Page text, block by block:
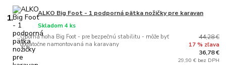
1. ALKO Big Foot - 1 podporná pätka nožičky pre karavan
Oporná noha Big Foot - pre bezpečnú stabilitu - môže byť
dodatočne namontovaná na karavany
Skladom 4 ks
44,28 €
17 % zľava
36,78 €
29,90 € bez DPH